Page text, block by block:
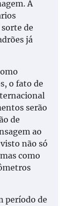
A
de
já
o fato de
serão
de
ao
não só
como
período de